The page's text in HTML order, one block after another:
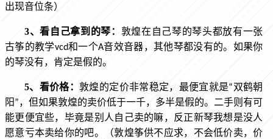
出现音位条）
3、看自己拿到的琴： 敦煌在自己琴的琴头都放有一张
古筝的教学vcd和一个A音效音器，其他琴都没有的。如果你
的琴没有，肯定是假的。
5、 看价格：敦煌的定价非常稳定，最便宜就是“双鹤朝
阳”，但如果敦煌的卖价低于一千，多半是假的。二手则有可
能更便宜些，毕竟是别人自己卖的嘛，反正新琴我想是没人
愿意亏本卖给你的吧。
（敦煌筝供不应求，不会低价卖，价